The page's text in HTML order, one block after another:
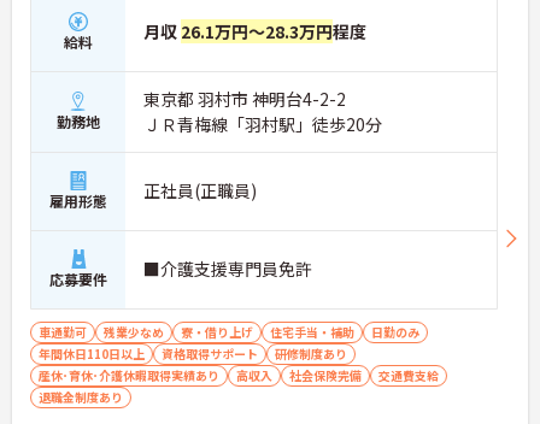
給料 月収 26.1万円～28.3万円程度
勤務地
東京都 羽村市 神明台4-2-2
ＪＲ青梅線「羽村駅」徒歩20分
雇用形態 正社員(正職員)
応募要件 ■介護支援専門員免許
車通勤可 残業少なめ 寮・借り上げ 住宅手当・補助
日勤のみ
年間休日110日以上
資格取得サポート
研修制度あり
産休･育休･介護休暇取得実績あり
高収入 社会保険完備
交通費支給
退職金制度あり